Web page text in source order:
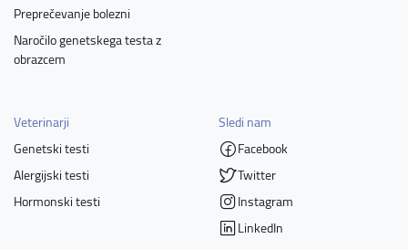
Preprečevanje bolezni
Naročilo genetskega testa z
obrazcem
Veterinarji
Genetski testi
Alergijski testi
Hormonski testi
Sledi nam
Facebook
Twitter
Instagram
LinkedIn